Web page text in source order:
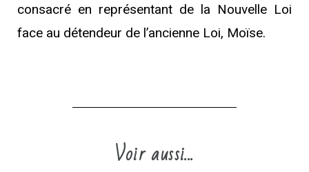
consacré en représentant de la Nouvelle Loi
face au détendeur de l’ancienne Loi, Moïse.
Voir aussi...